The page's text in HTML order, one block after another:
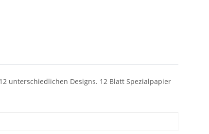
unterschiedlichen Designs. 12 Blatt Spezialpapier